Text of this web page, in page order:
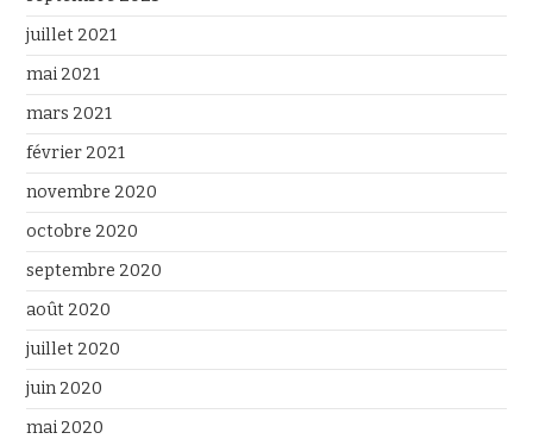
juillet 2021
mai 2021
mars 2021
février 2021
novembre 2020
octobre 2020
septembre 2020
août 2020
juillet 2020
juin 2020
mai 2020